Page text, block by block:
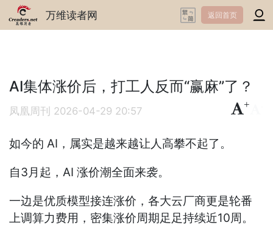
万维读者网 返回首页
AI集体涨价后，打工人反而“赢麻”了？
凤凰周刊 2026-04-29 20:57
+
如今的 AI，属实是越来越让人高攀不起了。
自3月起，AI 涨价潮全面来袭。
一边是优质模型接连涨价，各大云厂商更是轮番
上调算力费用，密集涨价周期足足持续近10周。